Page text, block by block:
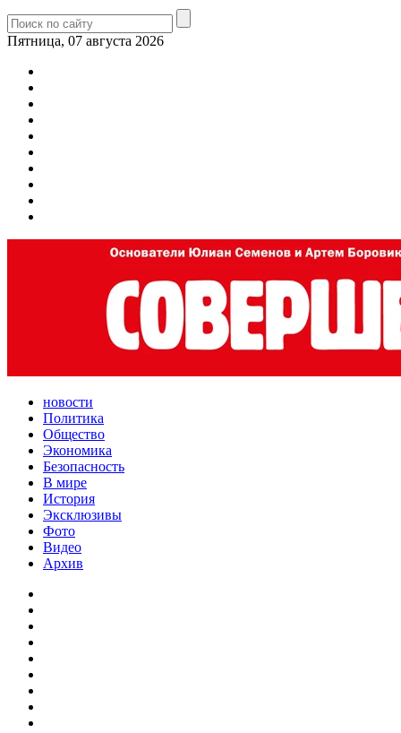
Пятница, 07 августа 2026
новости
Политика
Общество
Экономика
Безопасность
В мире
История
Эксклюзивы
Фото
Видео
Архив